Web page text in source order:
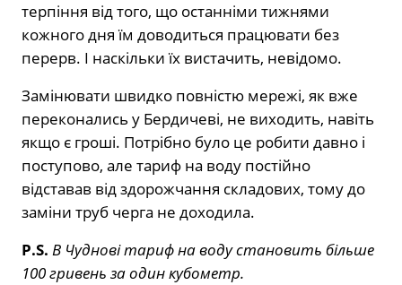
терпіння від того, що останніми тижнями
кожного дня їм доводиться працювати без
перерв. І наскільки їх вистачить, невідомо.
Замінювати швидко повністю мережі, як вже
переконались у Бердичеві, не виходить, навіть
якщо є гроші. Потрібно було це робити давно і
поступово, але тариф на воду постійно
відставав від здорожчання складових, тому до
заміни труб черга не доходила.
P.S. В Чуднові тариф на воду становить більше
100 гривень за один кубометр.